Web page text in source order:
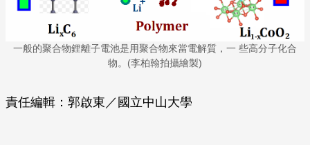
一般的聚合物鋰離子電池是用聚合物來當電解質，一 些高分子化合
物。(李柏翰拍攝繪製)
責任編輯：郭啟東／國立中山大學